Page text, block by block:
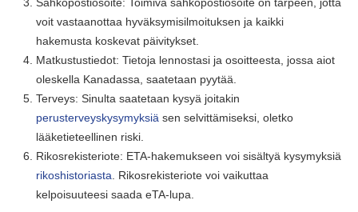
voit vastaanottaa hyväksymisilmoituksen ja kaikki
hakemusta koskevat päivitykset.
Matkustustiedot: Tietoja lennostasi ja osoitteesta, jossa aiot
oleskella Kanadassa, saatetaan pyytää.
Terveys: Sinulta saatetaan kysyä joitakin
perusterveyskysymyksiä sen selvittämiseksi, oletko
lääketieteellinen riski.
Rikosrekisteriote: ETA-hakemukseen voi sisältyä kysymyksiä
rikoshistoriasta . Rikosrekisteriote voi vaikuttaa
kelpoisuuteesi saada eTA-lupa.